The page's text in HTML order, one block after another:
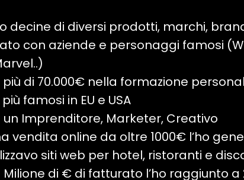
decine di diversi prodotti, marchi,
con aziende e personaggi famosi
di 70.000€ nella formazione
famosi in EU e USA
un Imprenditore, Marketer, Creativo
vendita online da oltre 1000€ l’ho
siti web per hotel, ristoranti e
di € di fatturato l’ho raggiunto a